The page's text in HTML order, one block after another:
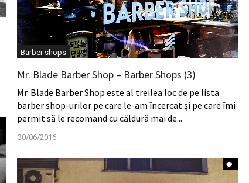
Barber shops
Mr. Blade Barber Shop – Barber Shops (3)
Mr. Blade Barber Shop este al treilea loc de pe lista
barber shop-urilor pe care le-am încercat și pe care îmi
permit să le recomand cu căldură mai de...
30/06/2016